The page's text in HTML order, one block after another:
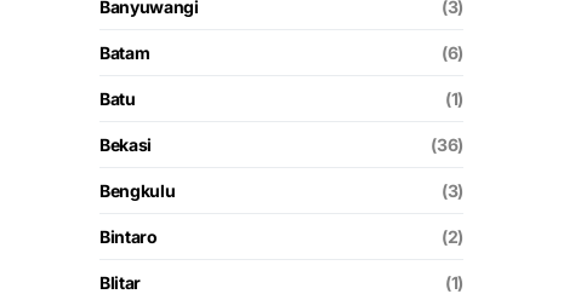
Banyuwangi (3)
Batam (6)
Batu (1)
Bekasi (36)
Bengkulu (3)
Bintaro (2)
Blitar (1)